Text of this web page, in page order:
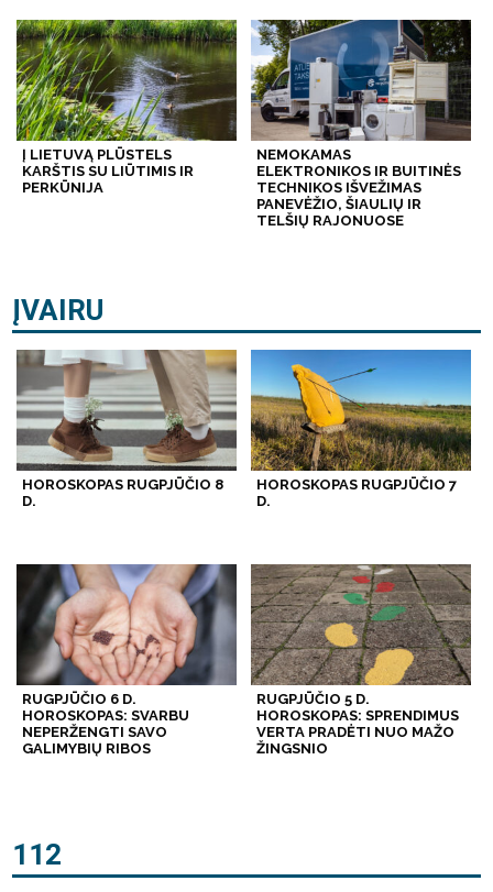
Į LIETUVĄ PLŪSTELS
KARŠTIS SU LIŪTIMIS IR
PERKŪNIJA
NEMOKAMAS
ELEKTRONIKOS IR BUITINĖS
TECHNIKOS IŠVEŽIMAS
PANEVĖŽIO, ŠIAULIŲ IR
TELŠIŲ RAJONUOSE
ĮVAIRU
HOROSKOPAS RUGPJŪČIO 8
D.
HOROSKOPAS RUGPJŪČIO 7
D.
RUGPJŪČIO 6 D.
HOROSKOPAS: SVARBU
NEPERŽENGTI SAVO
GALIMYBIŲ RIBOS
RUGPJŪČIO 5 D.
HOROSKOPAS: SPRENDIMUS
VERTA PRADĖTI NUO MAŽO
ŽINGSNIO
112